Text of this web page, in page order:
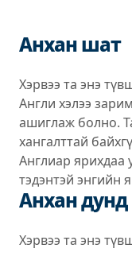
Анхан шат
Хэрвээ та энэ
Англи хэлээ
ашиглаж болно.
хангалттай
Англиар ярихдаа
тэдэнтэй энгийн
Анхан
Хэрвээ та энэ